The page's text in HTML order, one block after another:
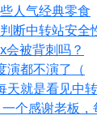
人气经典零食
断中转站安全
被背刺吗？
演都不演了（
天就是看见中
个感谢老板